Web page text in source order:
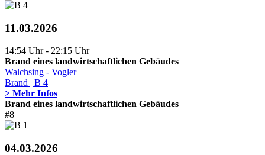
11.03.2026
14:54 Uhr - 22:15 Uhr
Brand eines landwirtschaftlichen Gebäudes
Walchsing - Vogler
Brand | B 4
> Mehr Infos
Brand eines landwirtschaftlichen Gebäudes
#8
04.03.2026